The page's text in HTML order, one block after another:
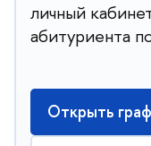
личный
абитуриента
Открыть